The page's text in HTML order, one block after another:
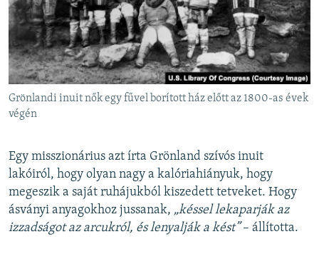
Grönlandi inuit nők egy fűvel borított ház előtt az 1800-as évek
végén
Egy misszionárius azt írta Grönland szívós inuit
lakóiról, hogy olyan nagy a kalóriahiányuk, hogy
megeszik a saját ruhájukból kiszedett tetveket. Hogy
ásványi anyagokhoz jussanak, „késsel lekaparják az
izzadságot az arcukról, és lenyalják a kést”– állította.